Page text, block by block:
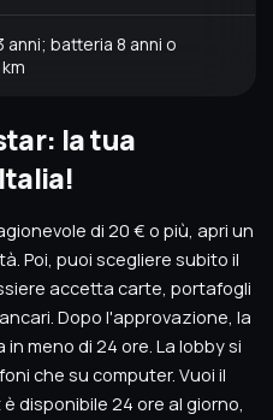
anni; batteria 8 anni o
la tua
di 20 € o più, apri un
Poi, puoi scegliere subito il
accetta carte, portafogli
Dopo l'approvazione, la
meno di 24 ore. La lobby si
che su computer. Vuoi il
disponibile 24 ore al giorno,